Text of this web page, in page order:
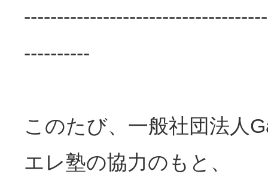
----------
このたび、一般社団法人
エレ塾の協力のもと、